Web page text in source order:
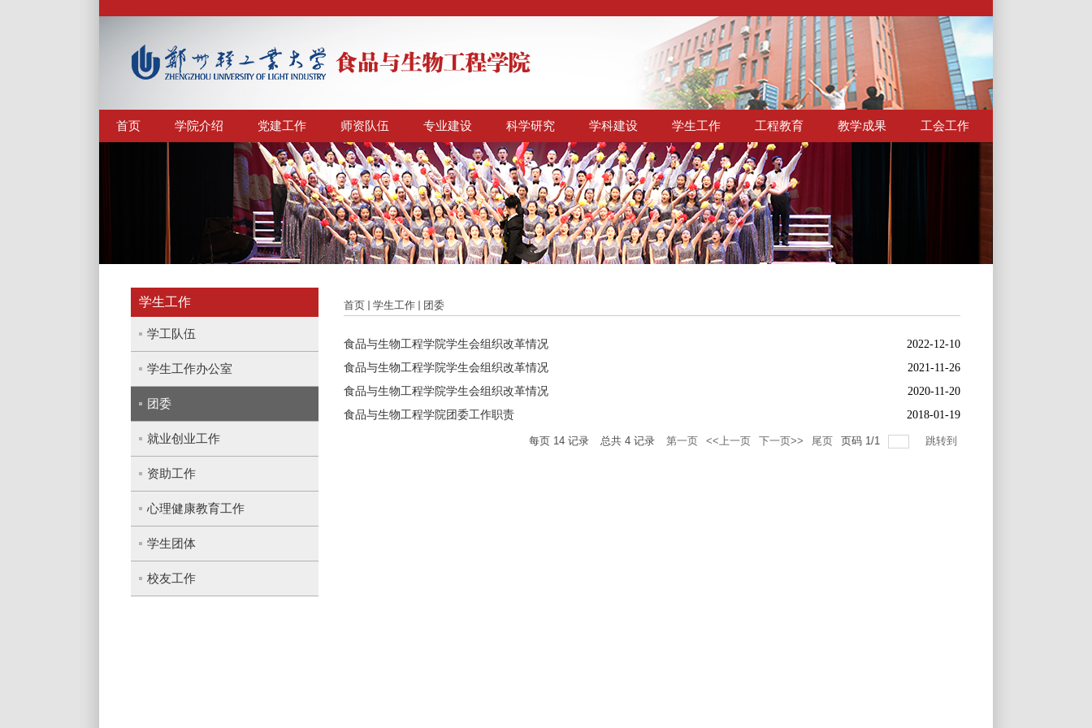
首页 学院介绍 党建工作 师资队伍 专业建设 科学研究 学科建设 学生工作 工程教育 教学成果 工会工作
学生工作
学工队伍
学生工作办公室
团委
就业创业工作
资助工作
心理健康教育工作
学生团体
校友工作
首页 学生工作 团委
食品与生物工程学院学生会组织改革情况
2022-12-10
食品与生物工程学院学生会组织改革情况
2021-11-26
食品与生物工程学院学生会组织改革情况
2020-11-20
食品与生物工程学院团委工作职责
2018-01-19
每页 14 记录 总共 4 记录 第一页 <<上一页 下一页>> 尾页 页码 1/1 跳转到